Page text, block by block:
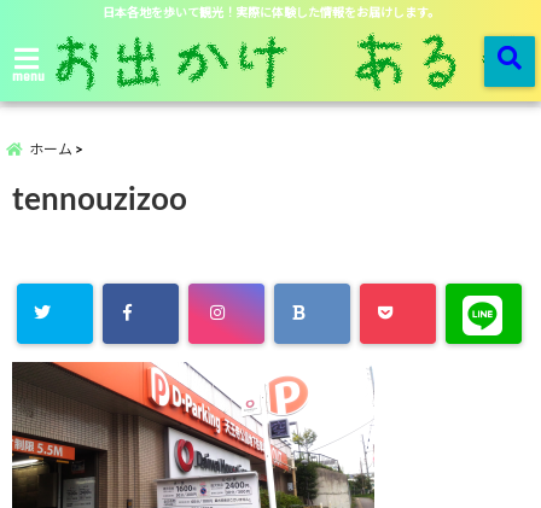
日本各地を歩いて観光！実際に体験した情報をお届けします。
menu
ホーム
tennouzizoo